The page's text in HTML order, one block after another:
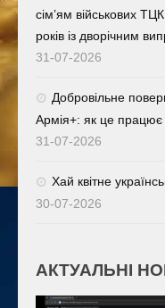
сім’ям військових
років із дворічним
31-07-2026
Добровільне
Армія+: як це працює
31-07-2026
Хай квітне
30-07-2026
АКТУАЛЬНІ